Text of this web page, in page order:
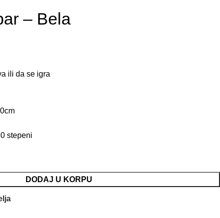
– Bela
ili da se igra
stepeni
DODAJ U KORPU